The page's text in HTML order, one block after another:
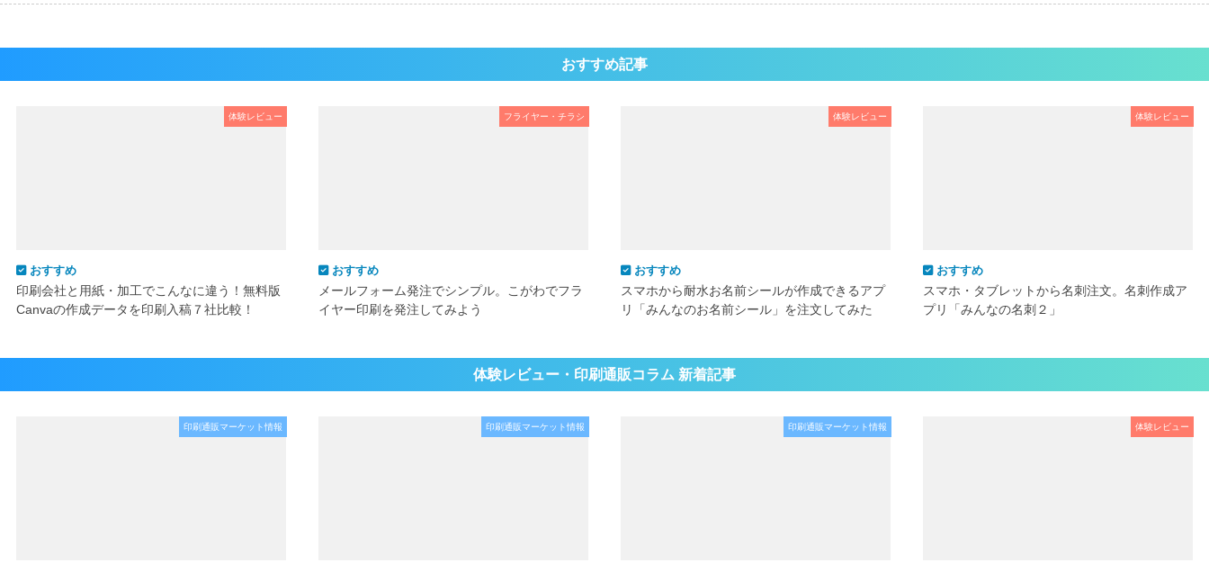
おすすめ記事
体験レビュー
おすすめ
印刷会社と用紙・加工でこんなに違う！無料版
Canvaの作成データを印刷入稿７社比較！
フライヤー・チラシ
おすすめ
メールフォーム発注でシンプル。こがわでフラ
イヤー印刷を発注してみよう
体験レビュー
おすすめ
スマホから耐水お名前シールが作成できるアプ
リ「みんなのお名前シール」を注文してみた
体験レビュー
おすすめ
スマホ・タブレットから名刺注文。名刺作成ア
プリ「みんなの名刺２」
体験レビュー・印刷通販コラム 新着記事
印刷通販マーケット情報 印刷通販マーケット情報 印刷通販マーケット情報 体験レビュー